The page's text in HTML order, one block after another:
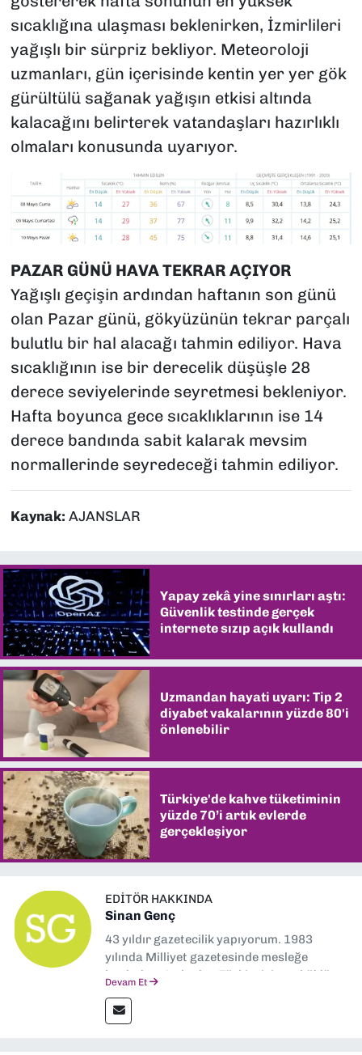
sıcaklığına ulaşması beklenirken, İzmirlileri
yağışlı bir sürpriz bekliyor. Meteoroloji
uzmanları, gün içerisinde kentin yer yer gök
gürültülü sağanak yağışın etkisi altında
kalacağını belirterek vatandaşları hazırlıklı
olmaları konusunda uyarıyor.
PAZAR GÜNÜ HAVA TEKRAR AÇIYOR
Yağışlı geçişin ardından haftanın son günü
olan Pazar günü, gökyüzünün tekrar parçalı
bulutlu bir hal alacağı tahmin ediliyor. Hava
sıcaklığının ise bir derecelik düşüşle 28
derece seviyelerinde seyretmesi bekleniyor.
Hafta boyunca gece sıcaklıklarının ise 14
derece bandında sabit kalarak mevsim
normallerinde seyredeceği tahmin ediliyor.
Kaynak: AJANSLAR
Yapay zekâ yine sınırları aştı:
Güvenlik testinde gerçek
internete sızıp açık kullandı
Uzmandan hayati uyarı: Tip 2
diyabet vakalarının yüzde 80'i
önlenebilir
Türkiye'de kahve tüketiminin
yüzde 70’i artık evlerde
gerçekleşiyor
EDITÖR HAKKINDA
Sinan Genç
43 yıldır gazetecilik yapıyorum. 1983
yılında Milliyet gazetesinde mesleğe
başladım. Ardından Türkiye’nin en köklü
muhabir, editör, müdür yardımcısı ve spor
müdürü olarak görev yaptım. Ayrıca Yeni
Devam Et